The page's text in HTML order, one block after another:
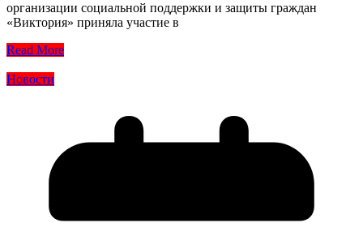
организации социальной поддержки и защиты граждан
«Виктория» приняла участие в
Read More
Новости